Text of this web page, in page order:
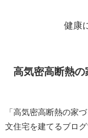
健康
高気密高断熱の
「高気密高断熱の家
文住宅を建てるブログ